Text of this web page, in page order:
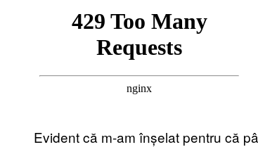
Evident că m-am înșelat pentru că